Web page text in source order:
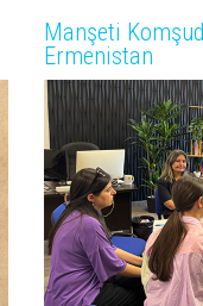
Manşeti
Ermenistan